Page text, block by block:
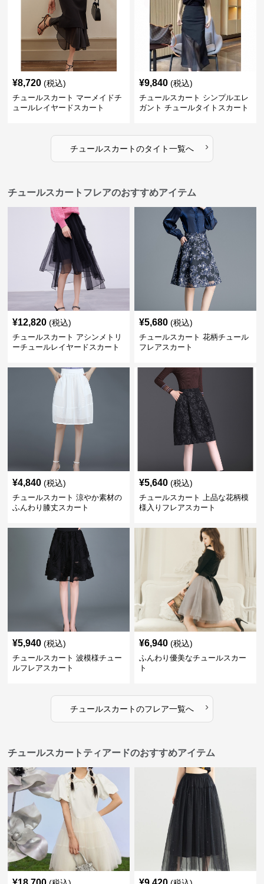
¥8,720 (税込)
チュールスカート マーメイドチ
ュールレイヤードスカート
¥9,840 (税込)
チュールスカート シンプルエレ
ガント チュールタイトスカート
チュールスカートのタイト一覧へ ›
チュールスカートフレアのおすすめアイテム
¥12,820 (税込)
チュールスカート アシンメトリ
ーチュールレイヤードスカート
¥5,680 (税込)
チュールスカート 花柄チュール
フレアスカート
¥4,840 (税込)
チュールスカート 涼やか素材の
ふんわり膝丈スカート
¥5,640 (税込)
チュールスカート 上品な花柄模
様入りフレアスカート
¥5,940 (税込)
チュールスカート 波模様チュー
ルフレアスカート
¥6,940 (税込)
ふんわり優美なチュールスカー
ト
チュールスカートのフレア一覧へ ›
チュールスカートティアードのおすすめアイテム